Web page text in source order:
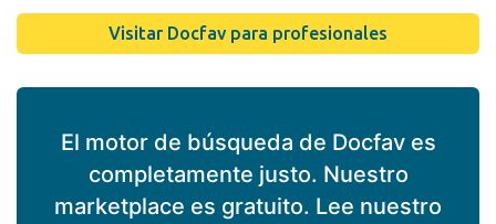
Visitar Docfav para profesionales
El motor de búsqueda de Docfav es
completamente justo. Nuestro
marketplace es gratuito. Lee nuestro